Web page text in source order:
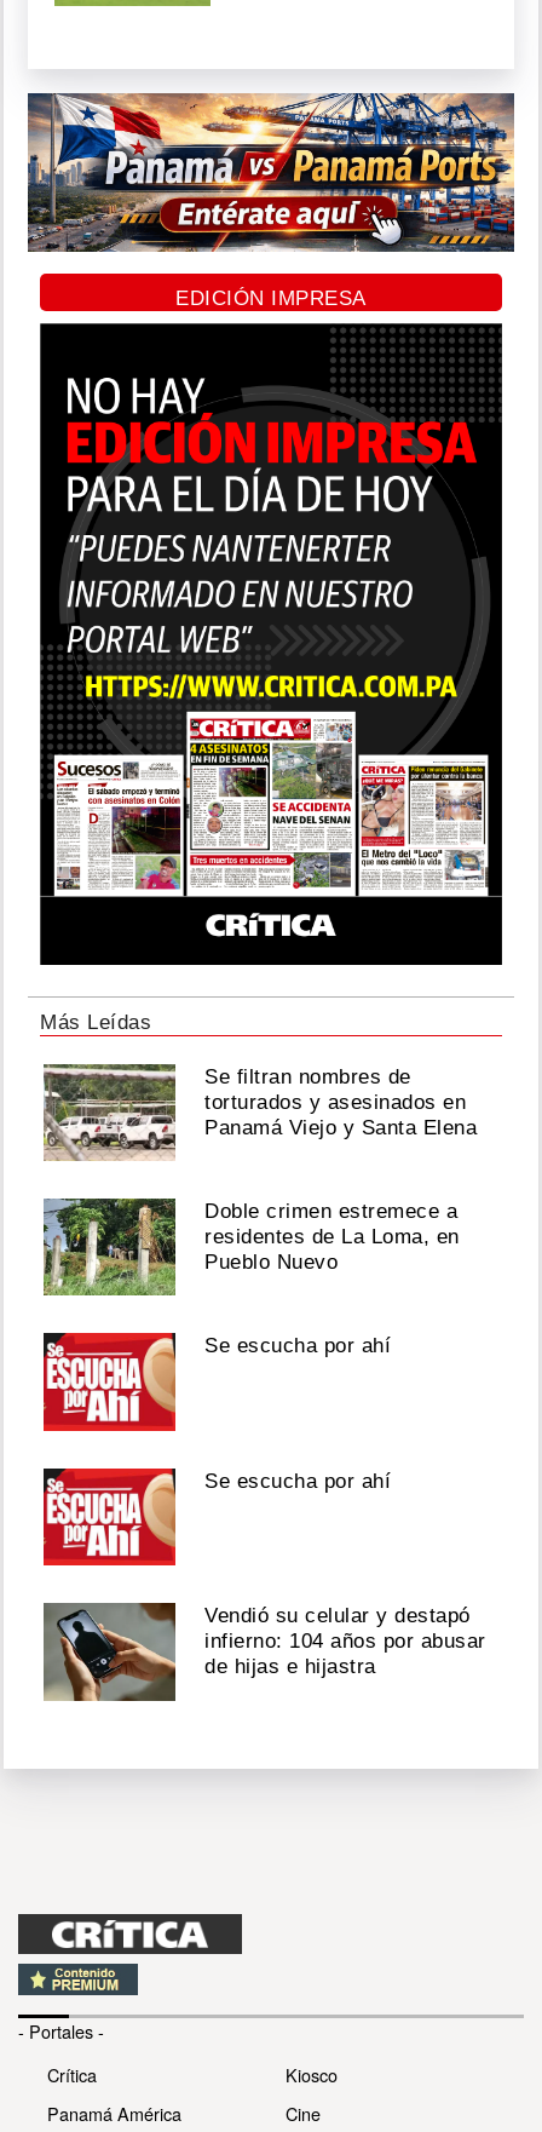
EDICIÓN IMPRESA
Más Leídas
Se filtran nombres de
torturados y asesinados en
Panamá Viejo y Santa Elena
Doble crimen estremece a
residentes de La Loma, en
Pueblo Nuevo
Se escucha por ahí
Se escucha por ahí
Vendió su celular y destapó
infierno: 104 años por abusar
de hijas e hijastra
- Portales -
Crítica
Panamá América
Kiosco
Cine